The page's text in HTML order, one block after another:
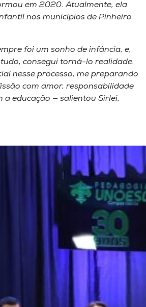
em 2020. Atualmente, ela
nos municípios de Pinheiro
foi um sonho de infância, e,
consegui torná-lo realidade.
nesse processo, me preparando
com amor, responsabilidade
a educação — salientou Sirlei.